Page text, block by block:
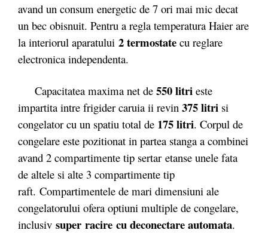
avand un consum energetic de 7 ori mai mic decat
un bec obisnuit. Pentru a regla temperatura Haier are
la interiorul aparatului 2 termostate cu reglare
electronica independenta.
Capacitatea maxima net de 550 litri este
impartita intre frigider caruia ii revin 375 litri si
congelator cu un spatiu total de 175 litri. Corpul de
congelare este pozitionat in partea stanga a combinei
avand 2 compartimente tip sertar etanse unele fata
de altele si alte 3 compartimente tip
raft. Compartimentele de mari dimensiuni ale
congelatorului ofera optiuni multiple de congelare,
inclusiv super racire cu deconectare automata.